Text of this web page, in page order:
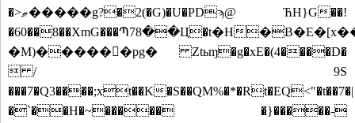
�>ޠ�����g?�2(�G)�U�PDϡ@ ЋH}G��!
�60��8��XmG���Պ78��Ц�t�H
�M)������pg� Ztьɱ�g�xE�(4����D�
 / 9S
���7�Q3����;xt��K�S��QM%�*�Rt�EQ<"�t��7�|
�`��H�~����� �}�����-